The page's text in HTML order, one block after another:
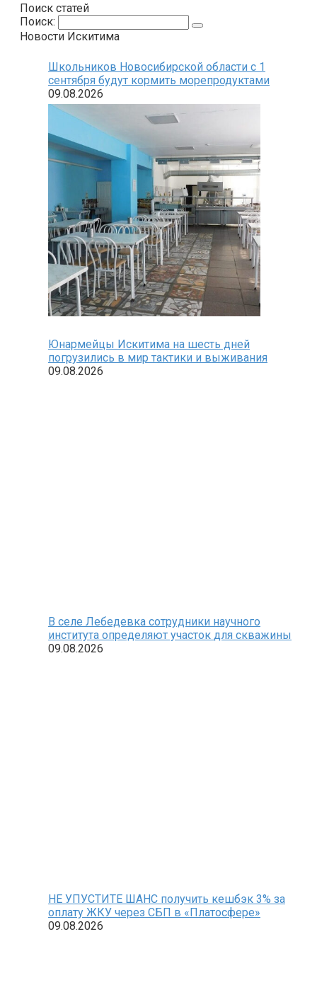
Поиск статей
Поиск:
Новости Искитима
Школьников Новосибирской области с 1
сентября будут кормить морепродуктами
09.08.2026
Юнармейцы Искитима на шесть дней
погрузились в мир тактики и выживания
09.08.2026
В селе Лебедевка сотрудники научного
института определяют участок для скважины
09.08.2026
НЕ УПУСТИТЕ ШАНС получить кешбэк 3% за
оплату ЖКУ через СБП в «Платосфере»
09.08.2026